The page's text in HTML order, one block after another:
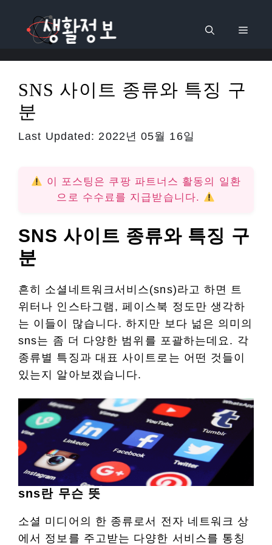
로
메
SNS 사이트 종류와 특징 구
분
Last Updated: 2022년 05월 16일
이 포스팅은 쿠팡 파트너스 활동의 일환
으로 수수료를 지급받습니다.
SNS 사이트 종류와 특징 구
분
흔히 소셜네트워크서비스(sns)라고 하면 트
위터나 인스타그램, 페이스북 정도만 생각하
는 이들이 많습니다. 하지만 보다 넒은 의미의
sns는 좀 더 다양한 범위를 포괄하는데요. 각
종류별 특징과 대표 사이트로는 어떤 것들이
있는지 알아보겠습니다.
sns란 무슨 뜻
소셜 미디어의 한 종류로서 전자 네트워크 상
에서 정보를 주고받는 다양한 서비스를 통칭